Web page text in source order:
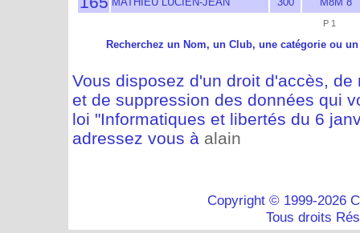
P 1
Recherchez un Nom, un Club, une catégorie ou
Vous disposez d'un droit d'accès,
et de suppression des données qui
loi "Informatiques et libertés du 6
adressez vous à alain
Copyright © 1999-2026
Tous droits